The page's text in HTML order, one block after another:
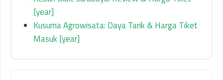
[year]
Kusuma Agrowisata: Daya Tarik & Harga Tiket
Masuk [year]